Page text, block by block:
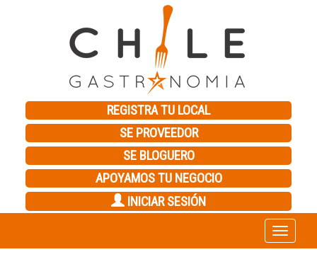
REGISTRA TU LOCAL
SE PROVEEDOR
SE BLOGUERO
APOYAMOS TU NEGOCIO
INICIAR SESIÓN
Toggle
navigation